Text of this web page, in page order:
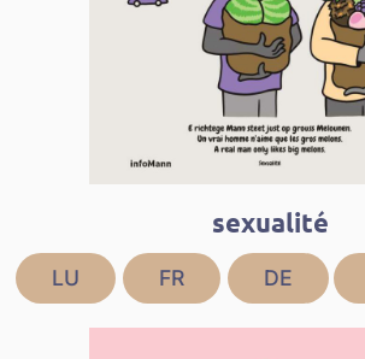
sexualité
LU FR DE